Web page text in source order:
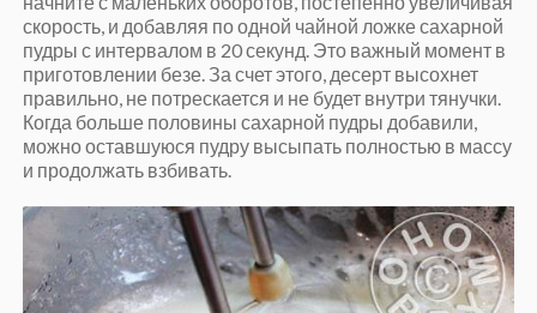
скорость, и добавляя по одной чайной ложке сахарной
пудры с интервалом в 20 секунд. Это важный момент в
приготовлении безе. За счет этого, десерт высохнет
правильно, не потрескается и не будет внутри тянучки.
Когда больше половины сахарной пудры добавили,
можно оставшуюся пудру высыпать полностью в массу
и продолжать взбивать.